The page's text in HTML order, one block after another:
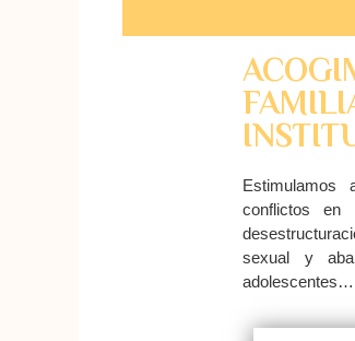
Estimulamos
conflictos en
sexual y